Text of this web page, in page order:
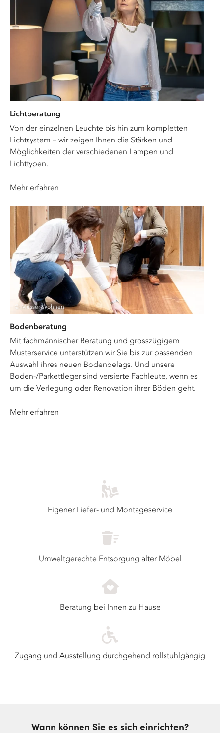
Lichtberatung
Von der einzelnen Leuchte bis hin zum kompletten
Lichtsystem – wir zeigen Ihnen die Stärken und
Möglichkeiten der verschiedenen Lampen und
Lichttypen.
Mehr erfahren
© Messer Wohnen
Bodenberatung
Mit fachmännischer Beratung und grosszügigem
Musterservice unterstützen wir Sie bis zur passenden
Auswahl ihres neuen Bodenbelags. Und unsere
Boden-/Parkettleger sind versierte Fachleute, wenn es
um die Verlegung oder Renovation ihrer Böden geht.
Mehr erfahren
Eigener Liefer- und Montageservice
Umweltgerechte Entsorgung alter Möbel
Beratung bei Ihnen zu Hause
Zugang und Ausstellung durchgehend rollstuhlgängig
Wann können Sie es sich einrichten?